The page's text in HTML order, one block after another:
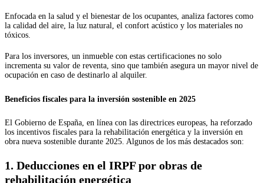
Enfocada en la salud y el bienestar de los ocupantes, analiza factores como
la calidad del aire, la luz natural, el confort acústico y los materiales no
tóxicos.
Para los inversores, un inmueble con estas certificaciones no solo
incrementa su valor de reventa, sino que también asegura un mayor nivel de
ocupación en caso de destinarlo al alquiler.
Beneficios fiscales para la inversión sostenible en 2025
El Gobierno de España, en línea con las directrices europeas, ha reforzado
los incentivos fiscales para la rehabilitación energética y la inversión en
obra nueva sostenible durante 2025. Algunos de los más destacados son:
1. Deducciones en el IRPF por obras de
rehabilitación energética